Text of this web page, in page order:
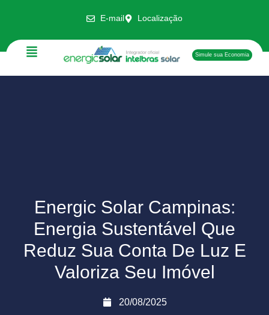
E-mail Localização
Simule sua Economia
Energic Solar Campinas:
Energia Sustentável Que
Reduz Sua Conta De Luz E
Valoriza Seu Imóvel
20/08/2025